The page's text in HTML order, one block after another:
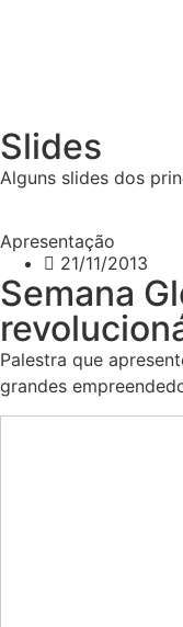
Slides
Alguns slides dos
Apresentação
21/11/2013
Semana
Palestra que
grandes